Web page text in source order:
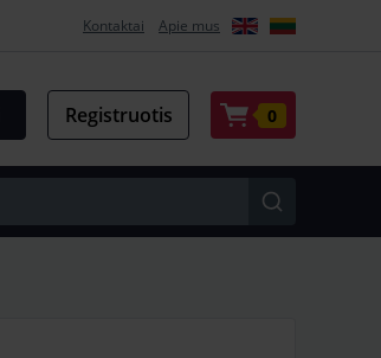
Kontaktai Apie mus
Registruotis 0